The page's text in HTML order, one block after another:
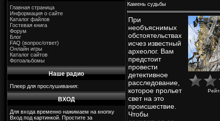
Главная страница
Информация о сайте
Каталог файлов
Гостевая книга
Форум
Блог
FAQ (вопрос/ответ)
Онлайн игры
Каталог сайтов
Фотоальбомы
Наше радио
Плеер для прослушивания:
ВХОД
Для входа временно нажимаем на кнопку
Вход под картинкой. Простите за
Камень судьбы
При
необъяснимых
обстоятельствах
исчез известный
археолог. Вам
предстоит
провести
детективное
расследование,
которое прольет
свет на это
происшествие.
Чтобы